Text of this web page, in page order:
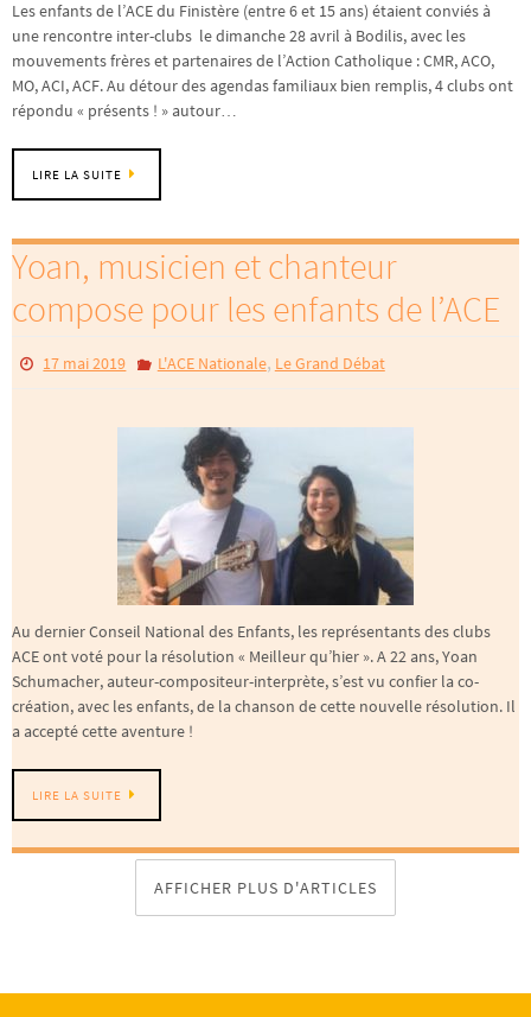
Les enfants de l’ACE du Finistère (entre 6 et 15 ans) étaient conviés à
une rencontre inter-clubs le dimanche 28 avril à Bodilis, avec les
mouvements frères et partenaires de l’Action Catholique : CMR, ACO,
MO, ACI, ACF. Au détour des agendas familiaux bien remplis, 4 clubs ont
répondu « présents ! » autour…
LIRE LA SUITE
Yoan, musicien et chanteur
compose pour les enfants de l’ACE
17 mai 2019 L'ACE Nationale, Le Grand Débat
Au dernier Conseil National des Enfants, les représentants des clubs
ACE ont voté pour la résolution « Meilleur qu’hier ». A 22 ans, Yoan
Schumacher, auteur-compositeur-interprète, s’est vu confier la co-
création, avec les enfants, de la chanson de cette nouvelle résolution. Il
a accepté cette aventure !
LIRE LA SUITE
AFFICHER PLUS D'ARTICLES